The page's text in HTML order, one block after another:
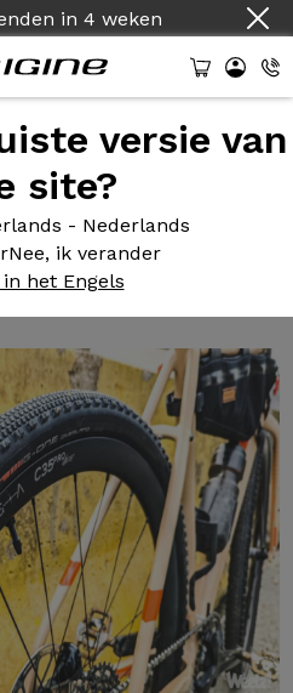
in 4 weken
versie van
site?
- Nederlands
Nee, ik verander
het Engels
> Prymahl Vega C35 Pro
C35
test